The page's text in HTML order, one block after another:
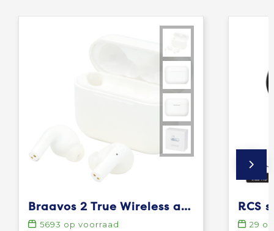
Braavos 2 True Wireless auto pair oordopjes
5693 op voorraad
29